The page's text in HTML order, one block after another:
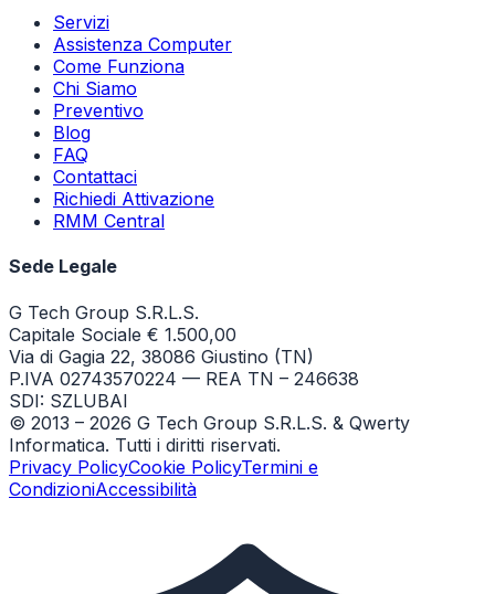
Servizi
Assistenza Computer
Come Funziona
Chi Siamo
Preventivo
Blog
FAQ
Contattaci
Richiedi Attivazione
RMM Central
Sede Legale
G Tech Group S.R.L.S.
Capitale Sociale € 1.500,00
Via di Gagia 22, 38086 Giustino (TN)
P.IVA 02743570224 — REA TN – 246638
SDI: SZLUBAI
© 2013 – 2026 G Tech Group S.R.L.S. & Qwerty
Informatica. Tutti i diritti riservati.
Privacy PolicyCookie PolicyTermini e
CondizioniAccessibilità